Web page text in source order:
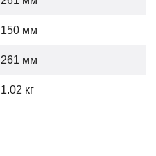
150 мм
261 мм
1.02 кг